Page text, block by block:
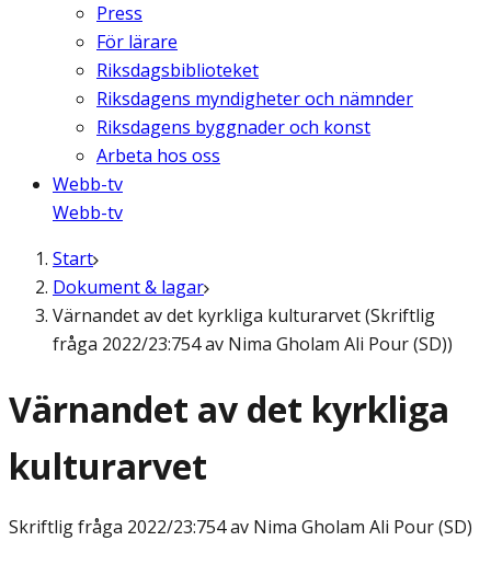
Press
För lärare
Riksdagsbiblioteket
Riksdagens myndigheter och nämnder
Riksdagens byggnader och konst
Arbeta hos oss
Webb-tv
Webb-tv
Start
Dokument & lagar
Värnandet av det kyrkliga kulturarvet (Skriftlig
fråga 2022/23:754 av Nima Gholam Ali Pour (SD))
Värnandet av det kyrkliga
kulturarvet
Skriftlig fråga 2022/23:754 av Nima Gholam Ali Pour (SD)